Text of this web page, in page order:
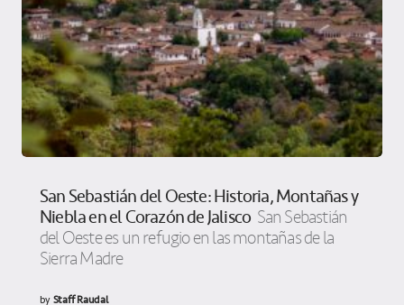
San Sebastián del Oeste: Historia, Montañas y
Niebla en el Corazón de Jalisco San Sebastián
del Oeste es un refugio en las montañas de la
Sierra Madre
byStaff Raudal